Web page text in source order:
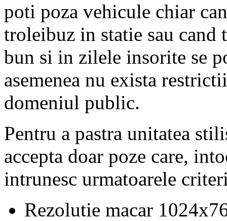
poti poza vehicule chiar
troleibuz in statie sau
bun si in zilele insorite se
asemenea nu exista
domeniul public.
Pentru a pastra unitatea
accepta doar poze care,
intrunesc urmatoarele
Rezolutie macar